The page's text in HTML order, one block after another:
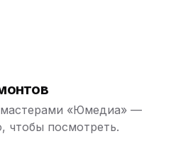
«Юмедиа» —
чтобы посмотреть.